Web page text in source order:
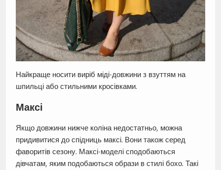
Найкраще носити виріб міді-довжини з взуттям на
шпильці або стильними кросівками.
Максі
Якщо довжини нижче коліна недостатньо, можна
придивитися до спідниць максі. Вони також серед
фаворитів сезону. Максі-моделі сподобаються
дівчатам, яким подобаються образи в стилі бохо. Такі